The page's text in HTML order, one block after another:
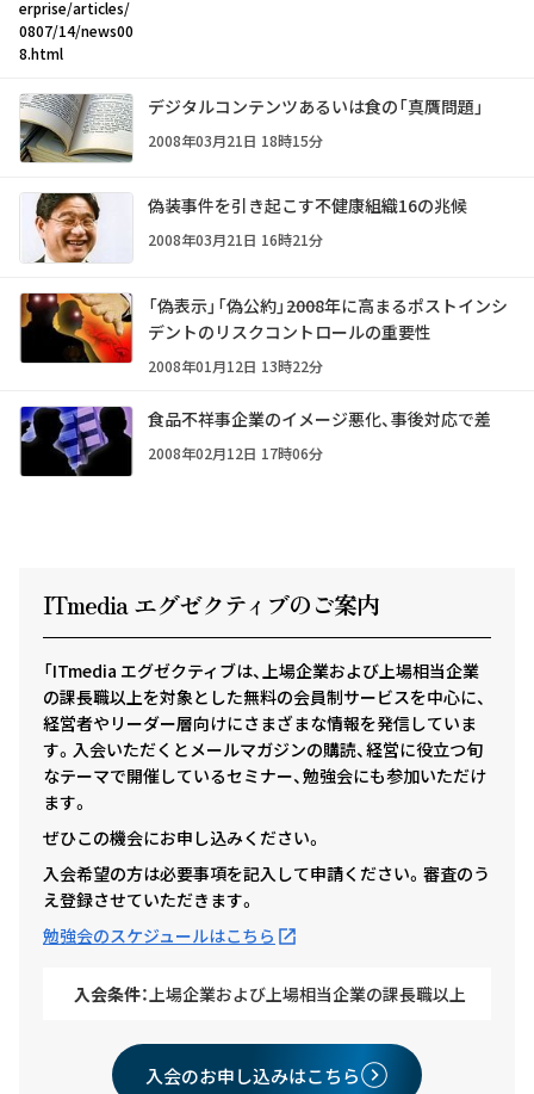
erprise/articles/
0807/14/news00
8.html
デジタルコンテンツあるいは食の「真贋問題」
2008年03月21日 18時15分
偽装事件を引き起こす不健康組織16の兆候
2008年03月21日 16時21分
「偽表示」「偽公約」――2008年に高まるポストインシ
デントのリスクコントロールの重要性
2008年01月12日 13時22分
食品不祥事企業のイメージ悪化、事後対応で差
2008年02月12日 17時06分
ITmedia エグゼクティ ブのご案内
「ITmedia エグゼクティブは、上場企業および上場相当企業
の課長職以上を対象とした無料の会員制サービスを中心に、
経営者やリーダー層向けにさまざまな情報を発信していま
す。入会いただくとメールマガジンの購読、経営に役立つ旬
なテーマで開催しているセミナー、勉強会にも参加いただけ
ます。
ぜひこの機会にお申し込みください。
入会希望の方は必要事項を記入して申請ください。審査のう
え登録させていただきます。
勉強会のスケジュールはこちら
入会条件：上場企業および上場相当企業の課長職以上
入会のお申し込みはこちら